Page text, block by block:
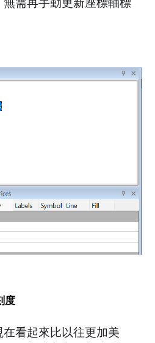
需再手動更新座標軸標
度
在看起來比以往更加美